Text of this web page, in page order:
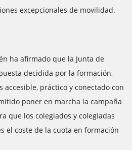
excepcionales de movilidad.
ha afirmado que la Junta de
decidida por la formación,
accesible, práctico y conectado con
poner en marcha la campaña
que los colegiados y colegiadas
el coste de la cuota en formación